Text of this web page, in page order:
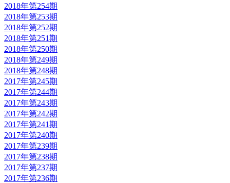
2018年第254期
2018年第253期
2018年第252期
2018年第251期
2018年第250期
2018年第249期
2018年第248期
2017年第245期
2017年第244期
2017年第243期
2017年第242期
2017年第241期
2017年第240期
2017年第239期
2017年第238期
2017年第237期
2017年第236期